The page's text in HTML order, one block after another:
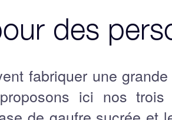
des
fabriquer une
ici nos